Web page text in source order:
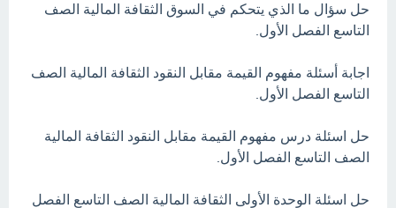
حل سؤال ما الذي يتحكم في السوق الثقافة المالية الصف
التاسع الفصل الأول.
اجابة أسئلة مفهوم القيمة مقابل النقود الثقافة المالية الصف
التاسع الفصل الأول.
حل اسئلة درس مفهوم القيمة مقابل النقود الثقافة المالية
الصف التاسع الفصل الأول.
حل اسئلة الوحدة الأولى الثقافة المالية الصف التاسع الفصل